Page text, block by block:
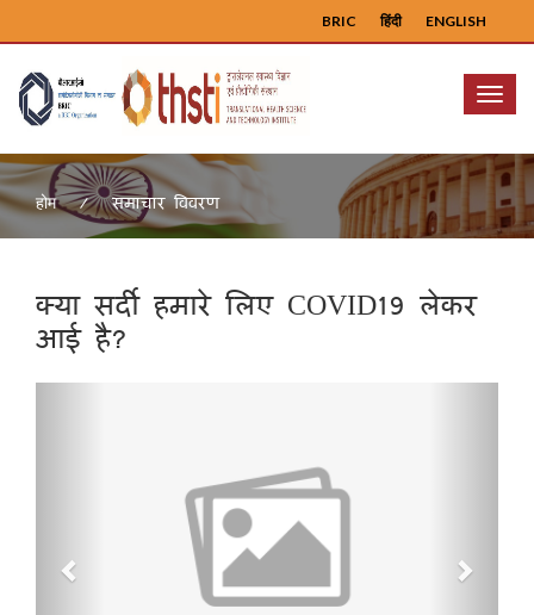
ENGLISH
हिंदी
BRIC
Menu
होम समाचार विवरण
क्या सर्दी हमारे लिए COVID19 लेकर
आई है?